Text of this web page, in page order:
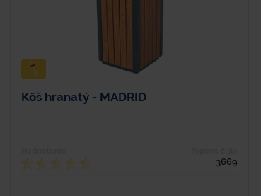
Kôš hranatý - MADRID
3669